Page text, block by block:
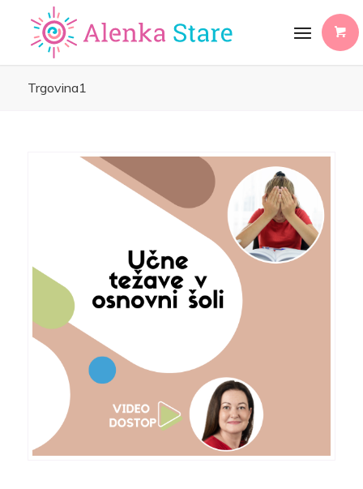
Trgovina1